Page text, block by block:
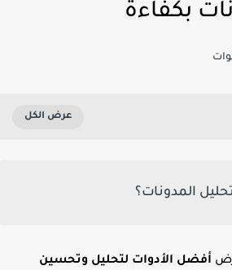
بكفاءة
المدونات؟
أفضل الأدوات لتحليل وتحسين